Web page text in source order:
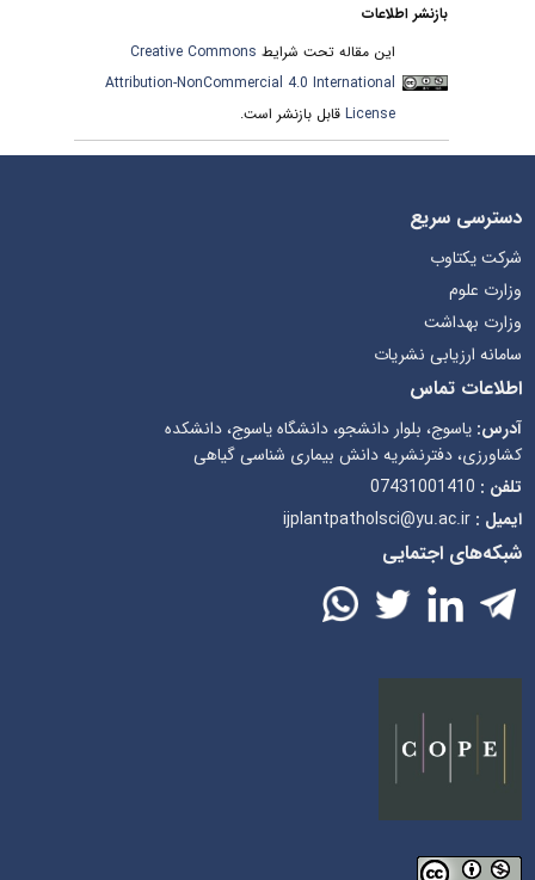
بازنشر اطلاعات
این مقاله تحت شرایطCreative Commons
Attribution-NonCommercial 4.0 International
Licenseقابل بازنشر است.
دسترسی سریع
شرکت یکتاوب
وزارت علوم
وزارت بهداشت
سامانه ارزیابی نشریات
اطلاعات تماس
آدرس:یاسوج، بلوار دانشجو، دانشگاه یاسوج، دانشکده
کشاورزی، دفترنشریه دانش بیماری شناسی گیاهی
تلفن : 07431001410
ایمیل : ijplantpatholsci@yu.ac.ir
شبکه‌های اجتمایی